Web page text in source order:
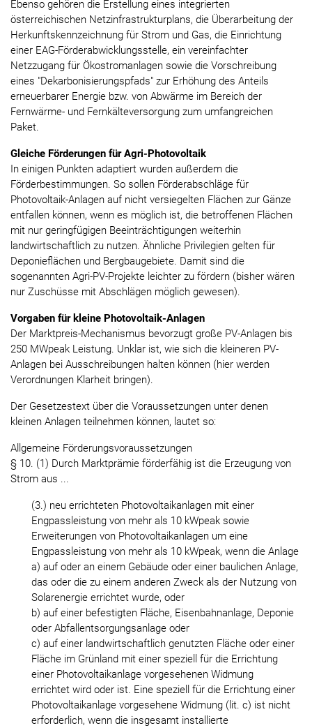
Ebenso gehören die Erstellung eines integrierten
österreichischen Netzinfrastrukturplans, die Überarbeitung der
Herkunftskennzeichnung für Strom und Gas, die Einrichtung
einer EAG-Förderabwicklungsstelle, ein vereinfachter
Netzzugang für Ökostromanlagen sowie die Vorschreibung
eines "Dekarbonisierungspfads" zur Erhöhung des Anteils
erneuerbarer Energie bzw. von Abwärme im Bereich der
Fernwärme- und Fernkälteversorgung zum umfangreichen
Paket.
Gleiche Förderungen für Agri-Photovoltaik
In einigen Punkten adaptiert wurden außerdem die
Förderbestimmungen. So sollen Förderabschläge für
Photovoltaik-Anlagen auf nicht versiegelten Flächen zur Gänze
entfallen können, wenn es möglich ist, die betroffenen Flächen
mit nur geringfügigen Beeinträchtigungen weiterhin
landwirtschaftlich zu nutzen. Ähnliche Privilegien gelten für
Deponieflächen und Bergbaugebiete. Damit sind die
sogenannten Agri-PV-Projekte leichter zu fördern (bisher wären
nur Zuschüsse mit Abschlägen möglich gewesen).
Vorgaben für kleine Photovoltaik-Anlagen
Der Marktpreis-Mechanismus bevorzugt große PV-Anlagen bis
250 MWpeak Leistung. Unklar ist, wie sich die kleineren PV-
Anlagen bei Ausschreibungen halten können (hier werden
Verordnungen Klarheit bringen).
Der Gesetzestext über die Voraussetzungen unter denen
kleinen Anlagen teilnehmen können, lautet so:
Allgemeine Förderungsvoraussetzungen
§ 10. (1) Durch Marktprämie förderfähig ist die Erzeugung von
Strom aus ...
(3.) neu errichteten Photovoltaikanlagen mit einer
Engpassleistung von mehr als 10 kWpeak sowie
Erweiterungen von Photovoltaikanlagen um eine
Engpassleistung von mehr als 10 kWpeak, wenn die Anlage
a) auf oder an einem Gebäude oder einer baulichen Anlage,
das oder die zu einem anderen Zweck als der Nutzung von
Solarenergie errichtet wurde, oder
b) auf einer befestigten Fläche, Eisenbahnanlage, Deponie
oder Abfallentsorgungsanlage oder
c) auf einer landwirtschaftlich genutzten Fläche oder einer
Fläche im Grünland mit einer speziell für die Errichtung
einer Photovoltaikanlage vorgesehenen Widmung
errichtet wird oder ist. Eine speziell für die Errichtung einer
Photovoltaikanlage vorgesehene Widmung (lit. c) ist nicht
erforderlich, wenn die insgesamt installierte